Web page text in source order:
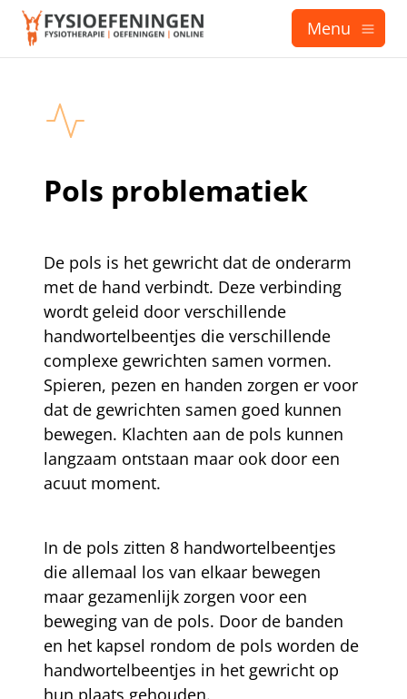
Menu
Pols problematiek
De pols is het gewricht dat de onderarm
met de hand verbindt. Deze verbinding
wordt geleid door verschillende
handwortelbeentjes die verschillende
complexe gewrichten samen vormen.
Spieren, pezen en handen zorgen er voor
dat de gewrichten samen goed kunnen
bewegen. Klachten aan de pols kunnen
langzaam ontstaan maar ook door een
acuut moment.
In de pols zitten 8 handwortelbeentjes
die allemaal los van elkaar bewegen
maar gezamenlijk zorgen voor een
beweging van de pols. Door de banden
en het kapsel rondom de pols worden de
handwortelbeentjes in het gewricht op
hun plaats gehouden.